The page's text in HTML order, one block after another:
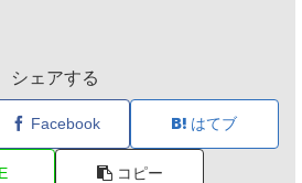
シェアする
Facebook はてブ
コピー